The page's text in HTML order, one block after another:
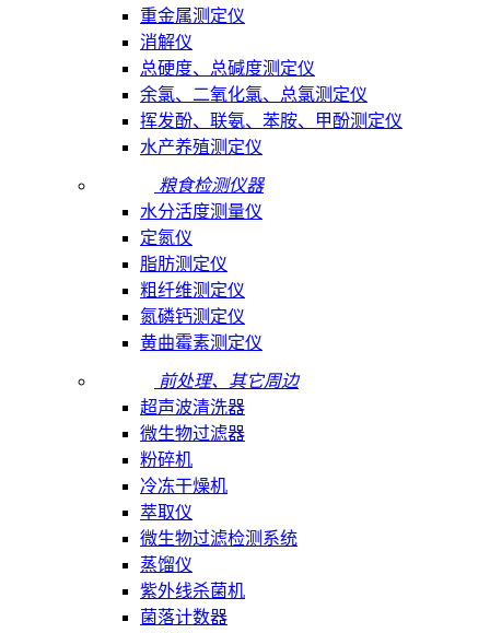
重金属测定仪
消解仪
总硬度、总碱度测定仪
余氯、二氧化氯、总氯测定仪
挥发酚、联氨、苯胺、甲酚测定仪
水产养殖测定仪
粮食检测仪器
水分活度测量仪
定氮仪
脂肪测定仪
粗纤维测定仪
氮磷钙测定仪
黄曲霉素测定仪
前处理、其它周边
超声波清洗器
微生物过滤器
粉碎机
冷冻干燥机
萃取仪
微生物过滤检测系统
蒸馏仪
紫外线杀菌机
菌落计数器